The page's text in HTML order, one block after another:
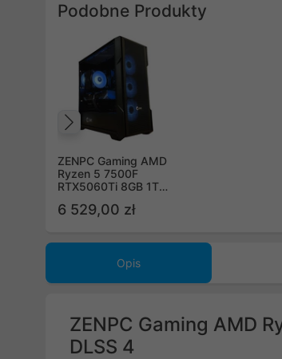
Podobne Produkty
ZENPC Gaming AMD
Ryzen 5 7500F
RTX5060Ti 8GB 1TB
6 529,00 zł
Poprzedni
Opis
ZENPC Gaming AMD
DLSS 4